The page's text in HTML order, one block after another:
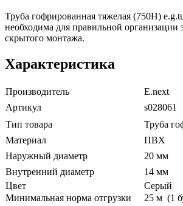
Труба гофрированная тяжелая (750Н)
необходима для правильной организации
скрытого монтажа.
Характеристика
Производитель
E.next
Артикул
s028061
Тип товара
Труба
Материал
ПВХ
Наружный диаметр
20 мм
Внутренний диаметр
14 мм
Цвет
Серый
Минимальная норма отгрузки
25 м (1